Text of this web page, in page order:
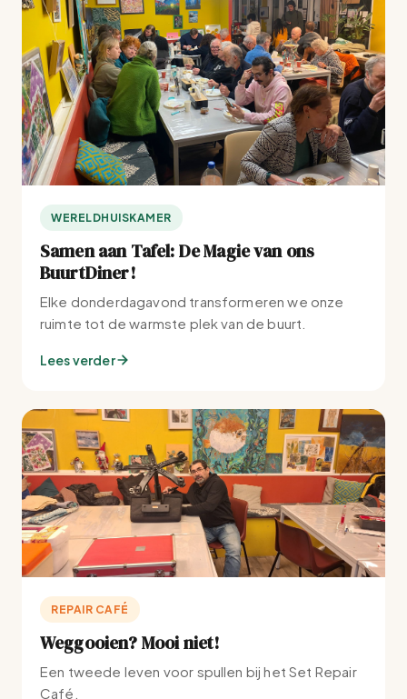
WERELDHUISKAMER
Samen aan Tafel: De Magie van ons
BuurtDiner!
Elke donderdagavond transformeren we onze
ruimte tot de warmste plek van de buurt.
Lees verder
REPAIR CAFÉ
Weggooien? Mooi niet!
Een tweede leven voor spullen bij het Set Repair
Café.